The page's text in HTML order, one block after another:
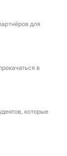
для
в
которые